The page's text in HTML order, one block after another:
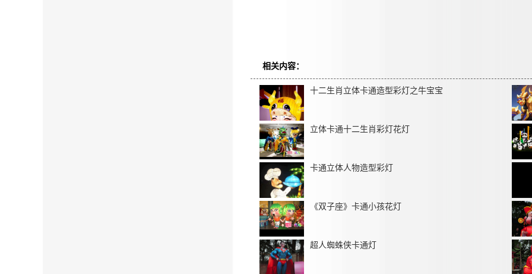
相关内容：
十二生肖立体卡通造型彩灯之牛宝宝
立体卡通十二生肖彩灯花灯
卡通立体人物造型彩灯
《双子座》卡通小孩花灯
超人蜘蛛侠卡通灯